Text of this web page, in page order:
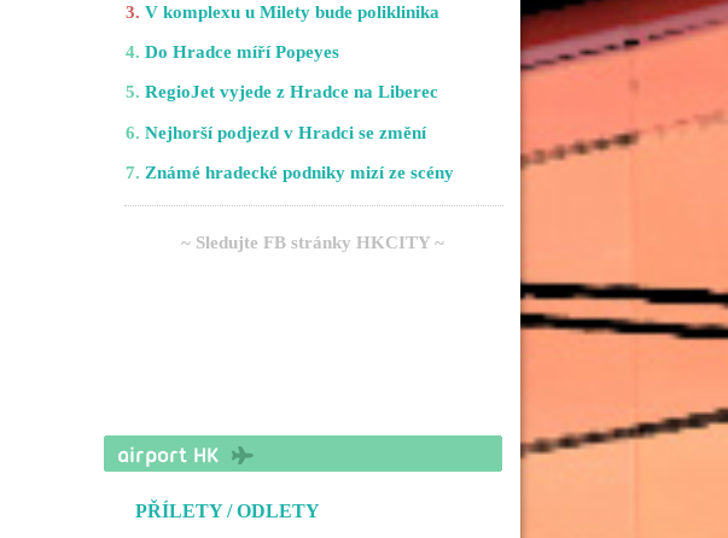
3. V komplexu u Milety bude poliklinika
4. Do Hradce míří Popeyes
5. RegioJet vyjede z Hradce na Liberec
6. Nejhorší podjezd v Hradci se změní
7. Známé hradecké podniky mizí ze scény
~ Sledujte FB stránky HKCITY ~
PŘÍLETY / ODLETY